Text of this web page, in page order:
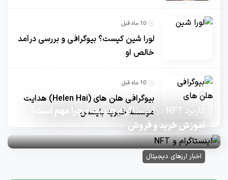
10 ماه قبل
لورا شین کیست؟ بیوگرافی و بررسی درآمد
خالص او
10 ماه قبل
بیوگرافی هلن های (Helen Hai) هدایت
موسسه خیریه بایننس
اخبار ارزهای دیجیتال
10 ماه قبل
کاربرد NFT در اینستاگرام چیست و چرا مهم است؟
آموزش خرید و فروش